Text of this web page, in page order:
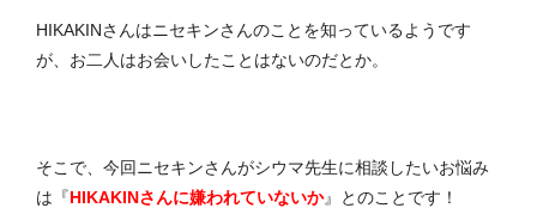
HIKAKINさんはニセキンさんのことを知っているようです
が、お二人はお会いしたことはないのだとか。
そこで、今回ニセキンさんがシウマ先生に相談したいお悩み
は『HIKAKINさんに嫌われていないか』とのことです！